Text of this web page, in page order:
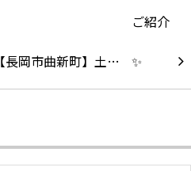
【長岡市曲新町】土…